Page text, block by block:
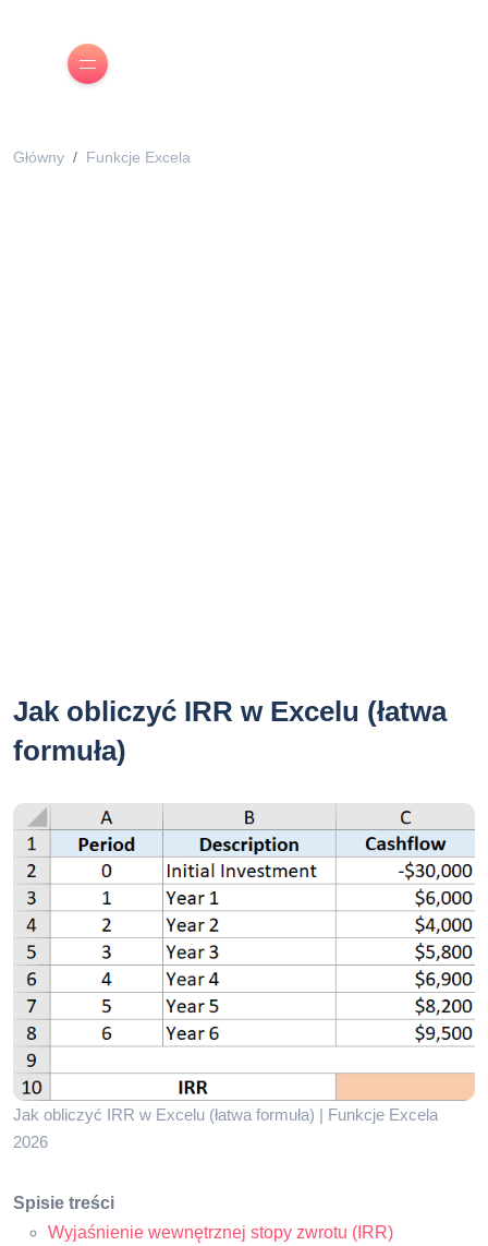
Główny Funkcje Excela
Jak obliczyć IRR w Excelu (łatwa
formuła)
Jak obliczyć IRR w Excelu (łatwa formuła) | Funkcje Excela
2026
Spisie treści
Wyjaśnienie wewnętrznej stopy zwrotu (IRR)